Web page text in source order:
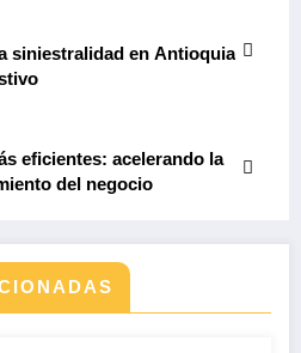
siniestralidad en Antioquia
eficientes: acelerando la
del negocio